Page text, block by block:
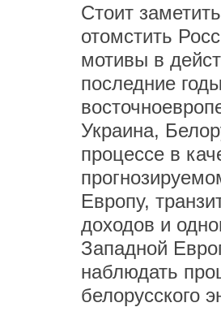
Стоит
отомстить
мотивы в
последние
Украина,
процессе в
Европу,
доходов и
Западной
наблюдать
белорусского